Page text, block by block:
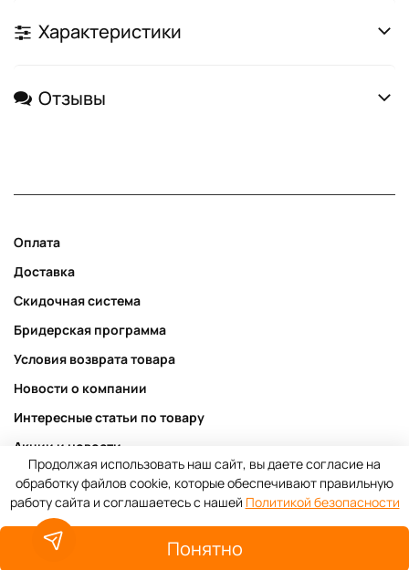
Характеристики
Отзывы
Оплата
Доставка
Скидочная система
Бридерская программа
Условия возврата товара
Новости о компании
Интересные статьи по товару
Акции и новости
Публичная оферта
Пользовательское соглашение
Политика конфиденциальности
Продолжая использовать наш сайт, вы даете согласие на
обработку файлов cookie, которые обеспечивают правильную
работу сайта и соглашаетесь с нашей Политикой безопасности
Понятно